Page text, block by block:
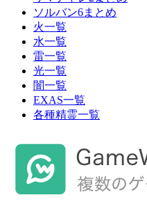
ソルバン6まとめ
火一覧
水一覧
雷一覧
光一覧
闇一覧
EXAS一覧
各種精霊一覧